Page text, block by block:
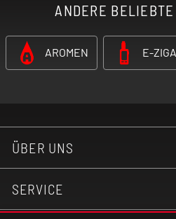
ANDERE
AROMEN E-
ÜBER UNS
SERVICE